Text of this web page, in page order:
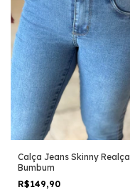
Calça Jeans Skinny Realça
Bumbum
R$149,90